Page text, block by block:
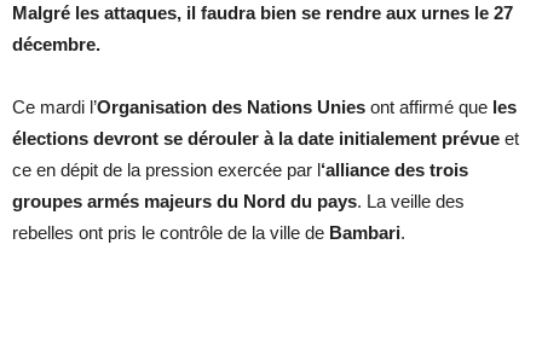
Malgré les attaques, il faudra bien se rendre aux urnes le 27
décembre.
Ce mardi l’Organisation des Nations Unies ont affirmé que les
élections devront se dérouler à la date initialement prévue et
ce en dépit de la pression exercée par l‘alliance des trois
groupes armés majeurs du Nord du pays. La veille des
rebelles ont pris le contrôle de la ville de Bambari.